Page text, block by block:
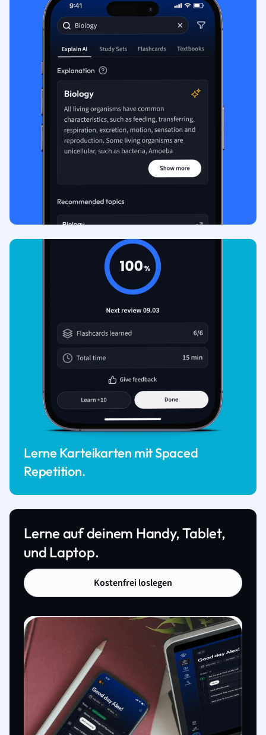
Lerne Karteikarten mit Spaced
Repetition.
Lerne auf deinem Handy, Tablet,
und Laptop.
Kostenfrei loslegen